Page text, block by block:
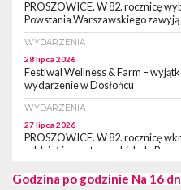
PROSZOWICE. W 82. rocznicę
Powstania Warszawskiego
WYDARZENIA
28 lipca 2026
Festiwal Wellness & Farm –
wydarzenie w Dosłońcu
WYDARZENIA
27 lipca 2026
PROSZOWICE. W 82. rocznicę
oddziałów partyzanckich do
Rzeczpospolitej Partyzanckiej
Godzina po godzinie Na 16